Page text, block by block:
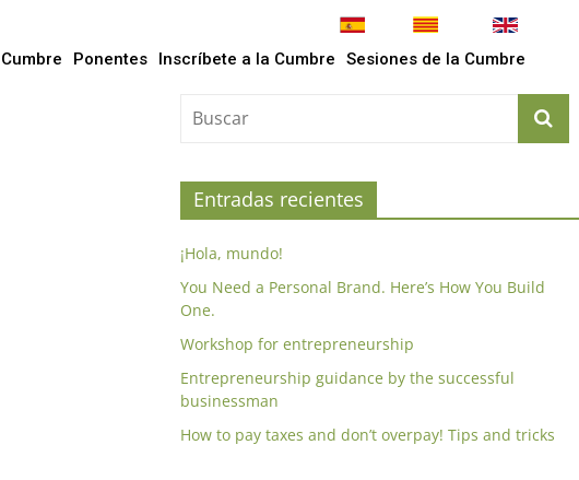
Ponentes Inscríbete a la Cumbre Sesiones de la Cumbre
Entradas recientes
¡Hola, mundo!
You Need a Personal Brand. Here’s How You Build
One.
Workshop for entrepreneurship
Entrepreneurship guidance by the successful
businessman
How to pay taxes and don’t overpay! Tips and tricks